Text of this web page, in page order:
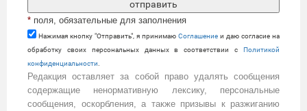
* поля, обязательные для заполнения
Нажимая кнопку "Отправить", я принимаю Cоглашение и даю согласие на
обработку своих персональных данных в соответствии с Политикой
конфиденциальности
Редакция оставляет за собой право удалять сообщения
содержащие ненормативную лексику, персональные
сообщения, оскорбления, а также призывы к разжиганию